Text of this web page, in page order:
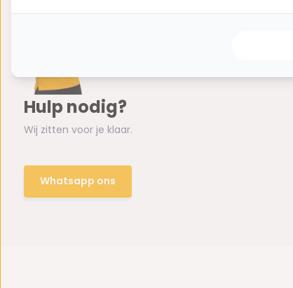
Hulp nodig?
Wij zitten voor je klaar.
Whatsapp ons